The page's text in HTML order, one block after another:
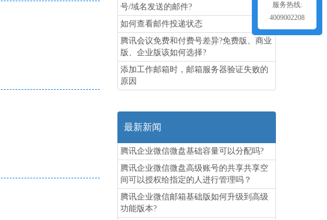
号/域名发送的邮件?
如何查看邮件投递状态
腾讯会议免费和付费号差异?免费版、商业
版、企业版该如何选择?
添加工作邮箱时，邮箱服务器验证失败的
原因
最新新闻
腾讯企业微信微盘基础容量可以分配吗?
腾讯企业微信微盘高级账号的共享共享空
间可以授权给指定的人进行管理吗？
腾讯企业微信邮箱基础版如何升级到高级
功能版本?
服务热线:
4009002208